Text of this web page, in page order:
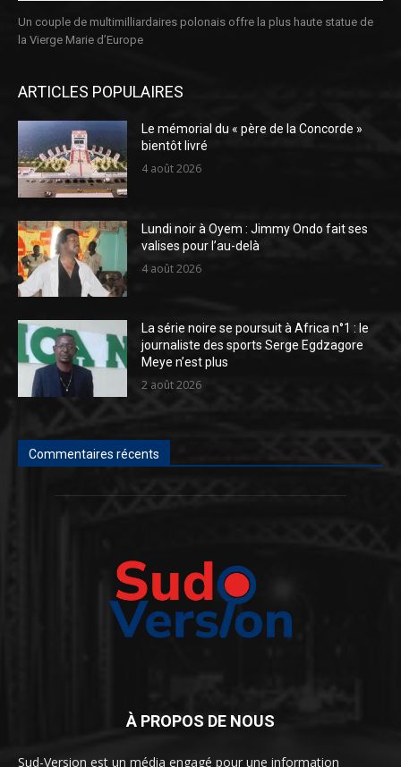
Un couple de multimilliardaires polonais offre la plus haute statue de
la Vierge Marie d’Europe
ARTICLES POPULAIRES
Le mémorial du « père de la Concorde »
bientôt livré
4 août 2026
Lundi noir à Oyem : Jimmy Ondo fait ses
valises pour l’au-delà
4 août 2026
La série noire se poursuit à Africa n°1 : le
journaliste des sports Serge Egdzagore
Meye n’est plus
2 août 2026
Commentaires récents
À PROPOS DE NOUS
Sud-Version est un média engagé pour une information